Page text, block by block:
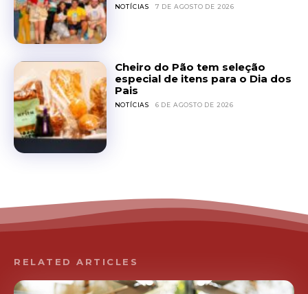
NOTÍCIAS 7 DE AGOSTO DE 2026
Cheiro do Pão tem seleção
especial de itens para o Dia dos
Pais
NOTÍCIAS 6 DE AGOSTO DE 2026
RELATED ARTICLES